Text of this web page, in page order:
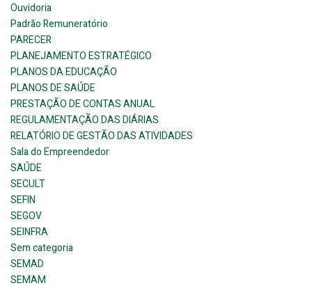
Ouvidoria
Padrão Remuneratório
PARECER
PLANEJAMENTO ESTRATÉGICO
PLANOS DA EDUCAÇÃO
PLANOS DE SAÚDE
PRESTAÇÃO DE CONTAS ANUAL
REGULAMENTAÇÃO DAS DIÁRIAS
RELATÓRIO DE GESTÃO DAS ATIVIDADES
Sala do Empreendedor
SAÚDE
SECULT
SEFIN
SEGOV
SEINFRA
Sem categoria
SEMAD
SEMAM